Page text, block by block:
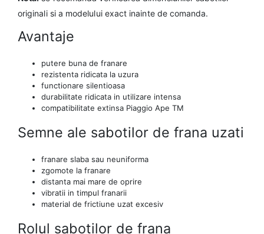
originali si a modelului exact inainte de comanda.
Avantaje
putere buna de franare
rezistenta ridicata la uzura
functionare silentioasa
durabilitate ridicata in utilizare intensa
compatibilitate extinsa Piaggio Ape TM
Semne ale sabotilor de frana uzati
franare slaba sau neuniforma
zgomote la franare
distanta mai mare de oprire
vibratii in timpul franarii
material de frictiune uzat excesiv
Rolul sabotilor de frana